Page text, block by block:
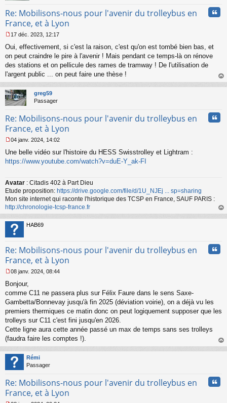
Re: Mobilisons-nous pour l'avenir du trolleybus en
France, et à Lyon
e
s
s
g
n
o
l
u
17 déc. 2023, 12:17
Oui, effectivement, si c'est la raison, c'est qu'on est tombé bien bas, et
on peut craindre le pire à l'avenir ! Mais pendant ce temps-là on rénove
des stations et on pellicule des rames de tramway ! De l'utilisation de
l'argent public ... on peut faire une thèse !
au
greg59
Passager
Re: Mobilisons-nous pour l'avenir du trolleybus en
France, et à Lyon
e
s
g
e
n
o
n
l
u
04 janv. 2024, 14:02
Une belle vidéo sur l'histoire du HESS Swisstrolley et Lightram :
https://www.youtube.com/watch?v=duE-Y_ak-FI
Avatar : Citadis 402 à Part Dieu
Etude proposition: https://drive.google.com/file/d/1U_NJEj ... sp=sharing
Mon site internet qui raconte l'historique des TCSP en France, SAUF PARIS :
http://chronologie-tcsp-france.fr
au
HAB69
Re: Mobilisons-nous pour l'avenir du trolleybus en
France, et à Lyon
e
s
s
g
e
n
o
n
l
u
08 janv. 2024, 08:44
Bonjour,
comme C11 ne passera plus sur Félix Faure dans le sens Saxe-
Gambetta/Bonnevay jusqu'à fin 2025 (déviation voirie), on a déjà vu les
premiers thermiques ce matin donc on peut logiquement supposer que les
trolleys sur C11 c'est fini jusqu'en 2026.
Cette ligne aura cette année passé un max de temps sans ses trolleys
(faudra faire les comptes !).
au
Rémi
Passager
Re: Mobilisons-nous pour l'avenir du trolleybus en
France, et à Lyon